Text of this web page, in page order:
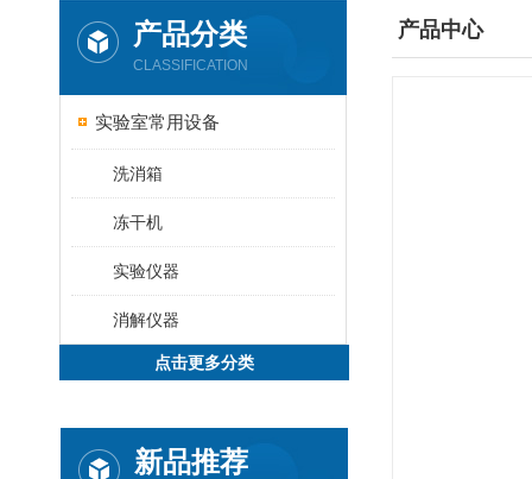
产品分类
CLASSIFICATION
实验室常用设备
洗消箱
冻干机
实验仪器
消解仪器
点击更多分类
新品推荐
产品中心